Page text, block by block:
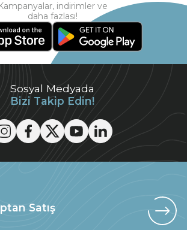
Sosyal Medyada
Bizi Takip Edin!
indirimler ve
daha fazlası!
Satış